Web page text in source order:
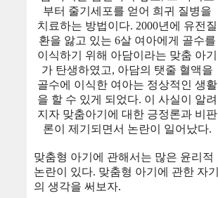
부터 줄기세포를 얻어 희귀 질병을
치료하는 방법이다. 2000년에 유전질
환을 앓고 있는 6살 여아에게 골수를
이식하기 위해 아담이라는 맞춤 아기
가 탄생하였고, 아담의 탯줄 혈액을
골수에 이식한 여아는 정상적인 생활
을 할 수 있게 되었다. 이 사실이 알려
지자 맞춤아기에 대한 긍정론과 비판
론이 제기되면서 논란이 일어났다.
맞춤형 아기에 관해서는 많은 윤리적
논란이 있다. 맞춤형 아기에 관한 자기
의 생각을 써보자.